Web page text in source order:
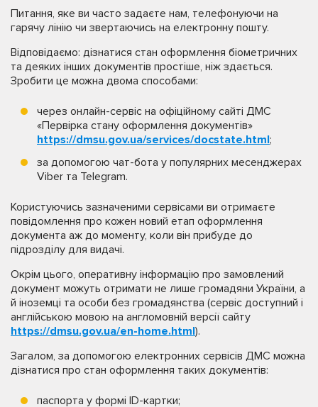
Питання, яке ви часто задаєте нам, телефонуючи на
гарячу лінію чи звертаючись на електронну пошту.
Відповідаємо: дізнатися стан оформлення біометричних
та деяких інших документів простіше, ніж здається.
Зробити це можна двома способами:
через онлайн-сервіс на офіційному сайті ДМС
«Первірка стану оформлення документів»
https://dmsu.gov.ua/services/docstate.html;
за допомогою чат-бота у популярних месенджерах
Viber та Telegram.
Користуючись зазначеними сервісами ви отримаєте
повідомлення про кожен новий етап оформлення
документа аж до моменту, коли він прибуде до
підрозділу для видачі.
Окрім цього, оперативну інформацію про замовлений
документ можуть отримати не лише громадяни України, а
й іноземці та особи без громадянства (сервіс доступний і
англійською мовою на англомовній версії сайту
https://dmsu.gov.ua/en-home.html).
Загалом, за допомогою електронних сервісів ДМС можна
дізнатися про стан оформлення таких документів:
паспорта у формі ID-картки;